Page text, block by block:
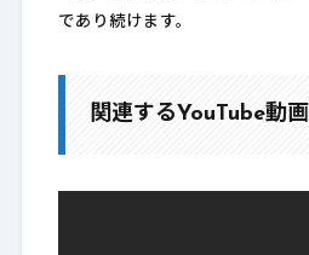
であり続けます。
関連するYouTube動画